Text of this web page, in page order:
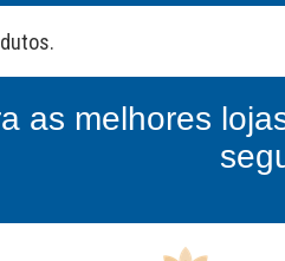
as melhores